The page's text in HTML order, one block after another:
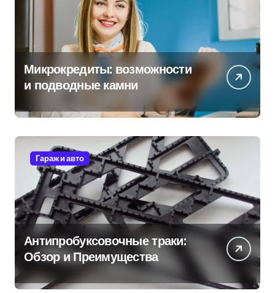
Микрокредиты: возможности
и подводные камни
Гараж и авто
Антипробуксовочные траки:
Обзор и Преимущества